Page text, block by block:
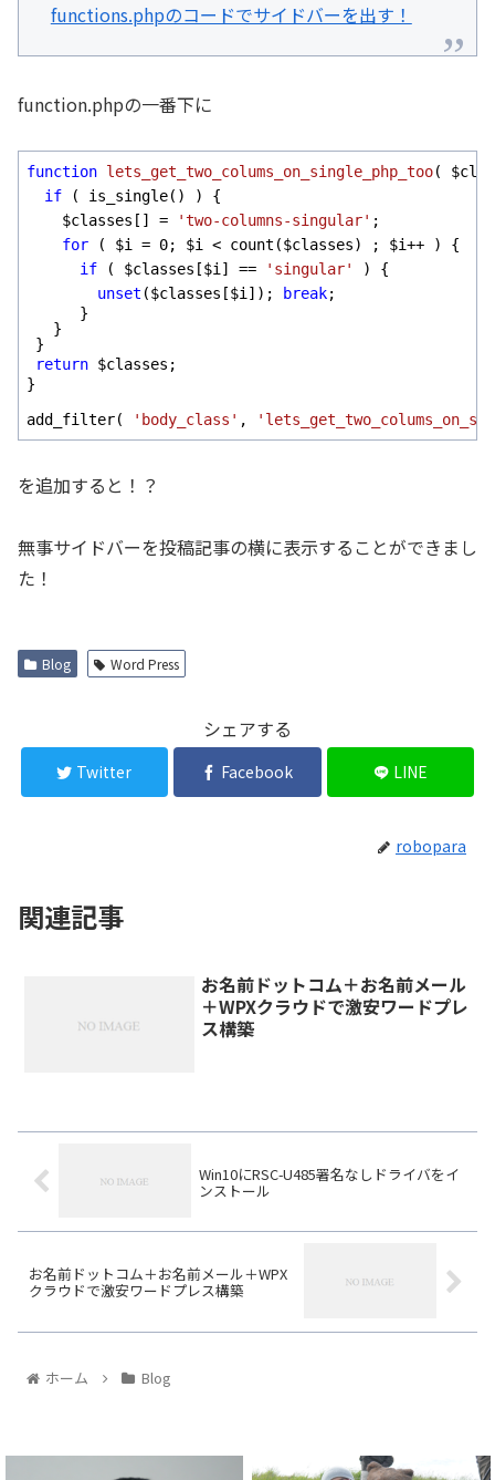
functions.phpのコードでサイドバーを出す！
function.phpの一番下に
function lets_get_two_colums_on_single_php_too(
if ( is_single() ) {
    $classes[] =
'two-columns-singular' ;
for ( $i = 0; $i < count($classes) ; $i++ ) {
if ( $classes[$i] == 'singular'
) {
unset ($classes[$i]); break;
      }
   }
}
return $classes;
}
add_filter(
'body_class' ,
を追加すると！？
無事サイドバーを投稿記事の横に表示することができまし
た！
Blog Word Press
シェアする
Twitter Facebook LINE
robopara
関連記事
お名前ドットコム＋お名前メール
＋WPXクラウドで激安ワードプレ
ス構築
Win10にRSC-U485署名なしドライバをイ
ンストール
お名前ドットコム＋お名前メール＋WPX
クラウドで激安ワードプレス構築
ホーム Blog